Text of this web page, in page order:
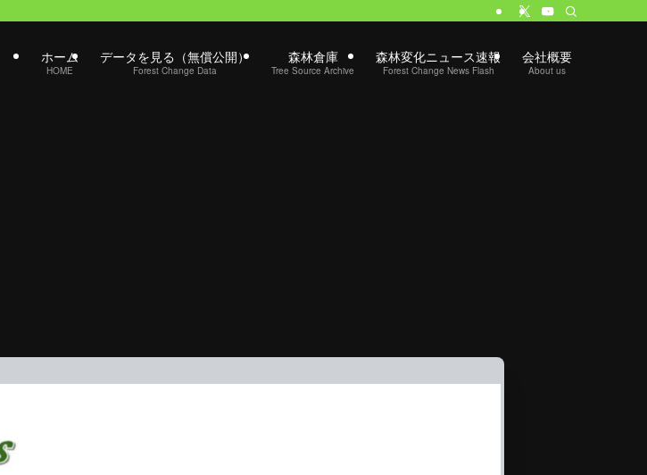
ホーム
HOME
データを見る（無償公開）
Forest Change Data
森林倉庫
Tree Source Archive
森林変化ニュース速報
Forest Change News Flash
会社概要
About us